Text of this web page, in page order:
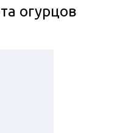
огурцов